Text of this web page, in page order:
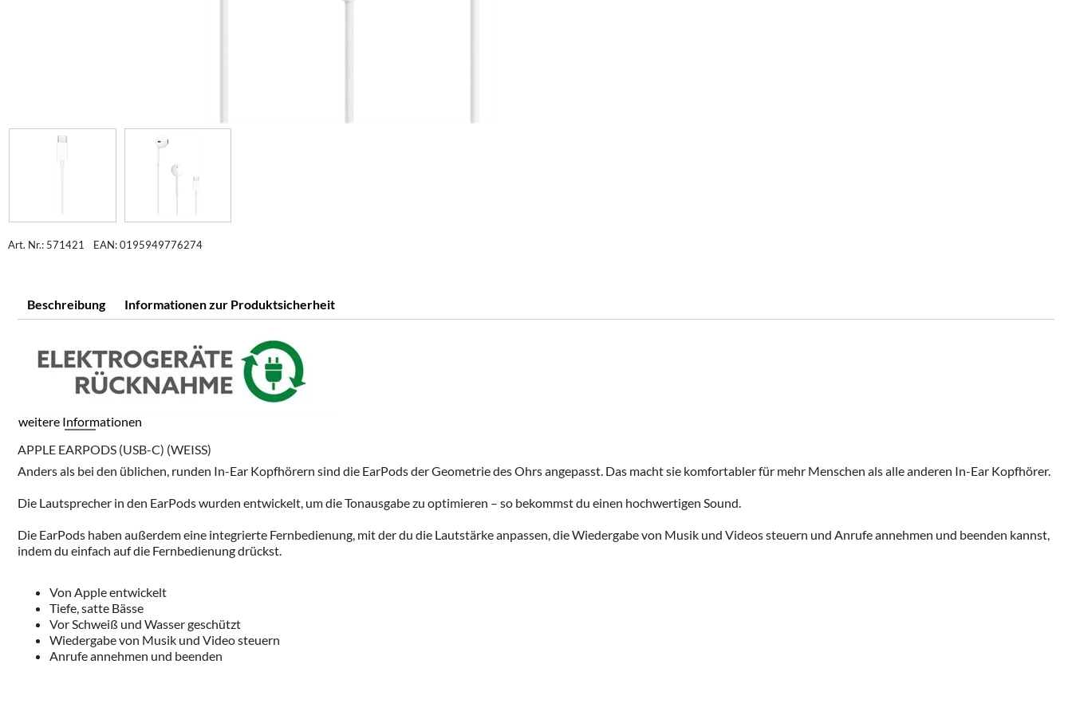
Art. Nr.: 571421 EAN: 0195949776274
Beschreibung Informationen zur Produktsicherheit
weitere Informationen
APPLE EARPODS (USB-C) (WEISS)
Anders als bei den üblichen, runden In-Ear Kopfhörern sind die EarPods der Geometrie des Ohrs angepasst. Das macht sie komfortabler für mehr Menschen als alle anderen In-Ear Kopfhörer.
Die Lautsprecher in den EarPods wurden entwickelt, um die Tonausgabe zu optimieren – so bekommst du einen hochwertigen Sound.
Die EarPods haben außerdem eine integrierte Fernbedienung, mit der du die Lautstärke anpassen, die Wiedergabe von Musik und Videos steuern und Anrufe annehmen und beenden kannst,
indem du einfach auf die Fernbedienung drückst.
Von Apple entwickelt
Tiefe, satte Bässe
Vor Schweiß und Wasser geschützt
Wiedergabe von Musik und Video steuern
Anrufe annehmen und beenden